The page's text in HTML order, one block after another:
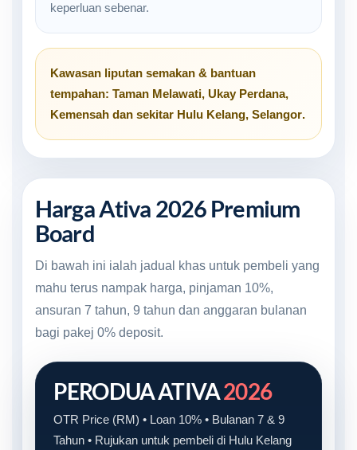
keperluan sebenar.
Kawasan liputan semakan & bantuan
tempahan: Taman Melawati, Ukay Perdana,
Kemensah dan sekitar Hulu Kelang, Selangor.
Harga Ativa 2026 Premium
Board
Di bawah ini ialah jadual khas untuk pembeli yang
mahu terus nampak harga, pinjaman 10%,
ansuran 7 tahun, 9 tahun dan anggaran bulanan
bagi pakej 0% deposit.
PERODUA ATIVA2026
OTR Price (RM) • Loan 10% • Bulanan 7 & 9
Tahun • Rujukan untuk pembeli di Hulu Kelang